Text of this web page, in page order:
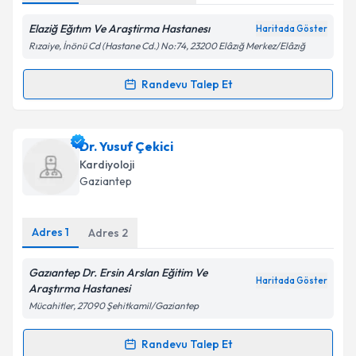
Metni'ni okudum ve kişisel verilerimin belirtilen
kapsamda işlenmesini kabul ediyorum.
Takvim Talebini Gönder
Elaziğ Eğıtım Ve Araştirma Hastanesı Haritada Göster
Rızaiye, İnönü Cd (Hastane Cd.) No:74, 23200 Elâzığ Merkez/Elâzığ
Randevu Talep Et
Randevu Takvimi Talebi
Dr. Süleyman Murat Aslan
talebi oluşturun. Size bu uzmandan randevu almanız
için bir takvim hazırlandığında e-posta ile
bilgilendireceğiz.
Kişisel verilerimin işlenmesine ilişkin
kapsamda işlenmesini kabul ediyorum.
Dr. Yusuf Çekici
Kardiyoloji
Gaziantep
Adres 1 Adres 2
Gazıantep Dr. Ersin Arslan Eğitim Ve
Araştırma Hastanesi
Haritada Göster
Mücahitler, 27090 Şehitkamil/Gaziantep
Randevu Talep Et